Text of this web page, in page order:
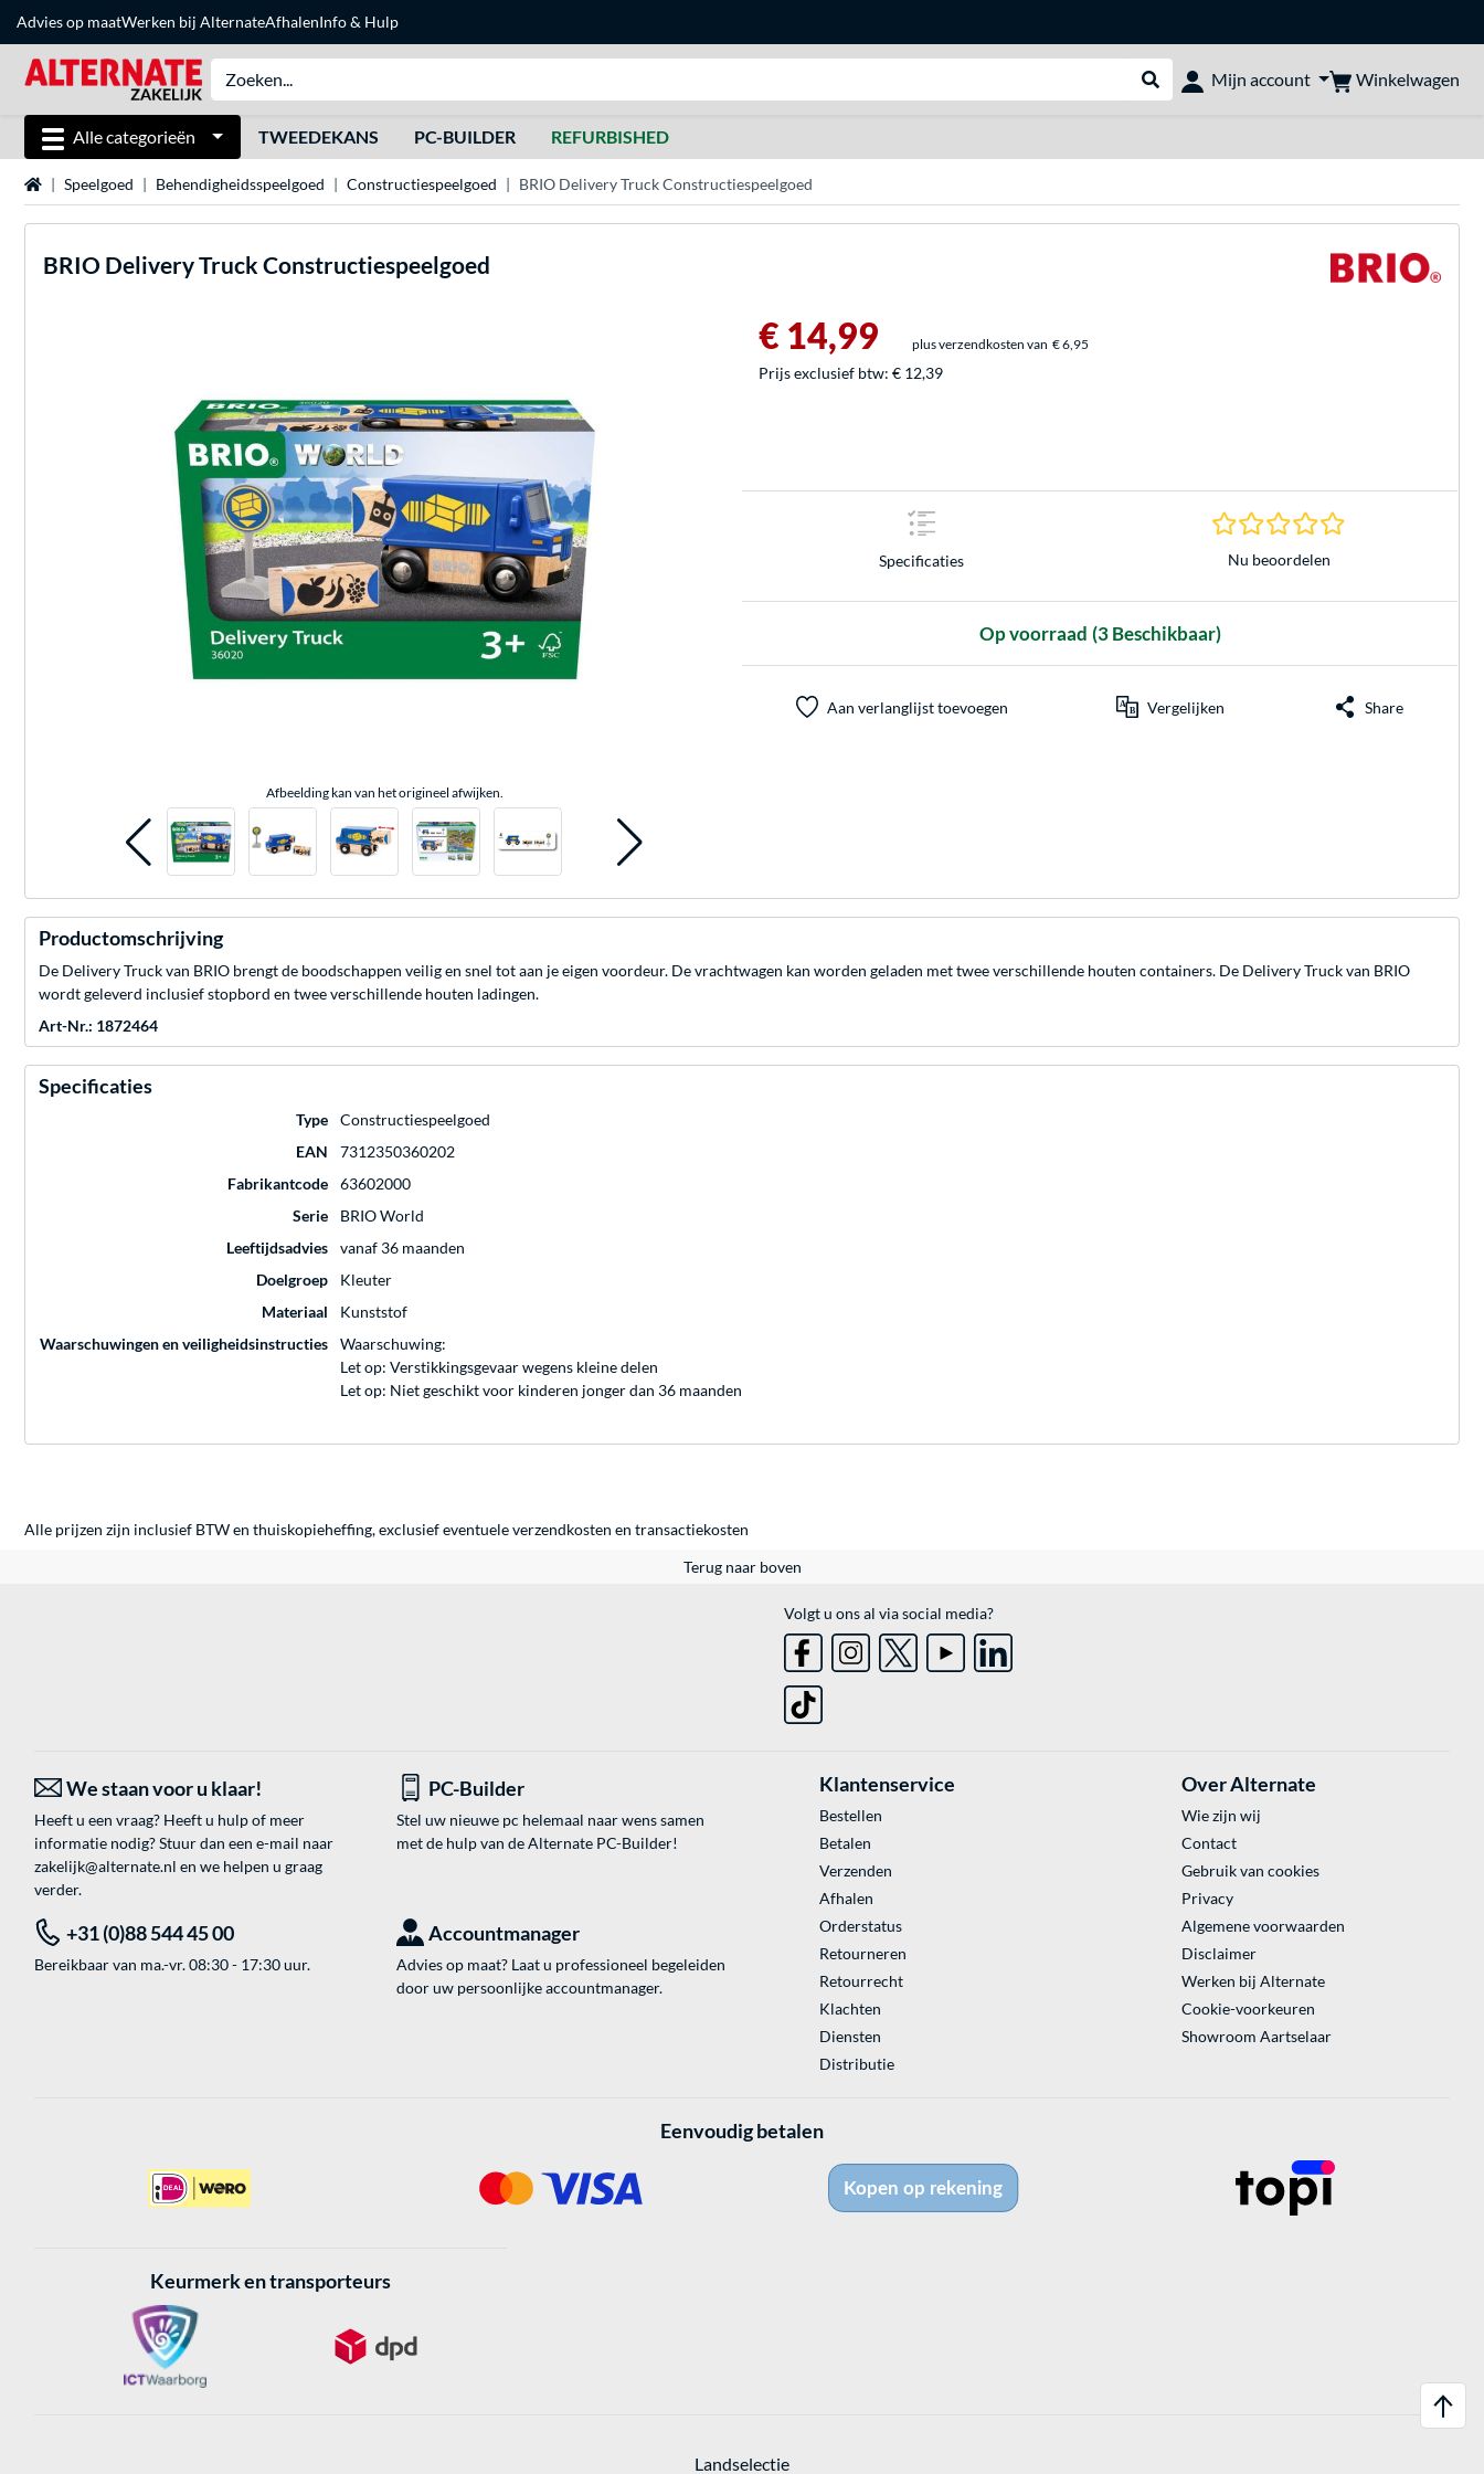
Advies op maatWerken bij AlternateAfhalenInfo & Hulp
Webshop doorzoeken
Mijn account Winkelwagen
Alle categorieën TWEEDEKANS PC-BUILDER REFURBISHED
HomeSpeelgoed Behendigheidsspeelgoed Constructiespeelgoed BRIO Delivery Truck Constructiespeelgoed
BRIO Delivery Truck Constructiespeelgoed
Afbeelding kan van het origineel afwijken.
€ 14,99 plus verzendkosten van € 6,95
Prijs exclusief btw: € 12,39
Specificaties
0.0 sterren
Nu beoordelen
Op voorraad (3 Beschikbaar)
Aan verlanglijst toevoegen Vergelijken Share
Productomschrijving
De Delivery Truck van BRIO brengt de boodschappen veilig en snel tot aan je eigen voordeur. De vrachtwagen kan worden geladen met twee verschillende houten containers. De Delivery Truck van BRIO
wordt geleverd inclusief stopbord en twee verschillende houten ladingen.
Art-Nr.: 1872464
Specificaties
Type
Constructiespeelgoed
EAN
7312350360202
Fabrikantcode
63602000
Serie
BRIO World
Leeftijdsadvies
vanaf 36 maanden
Doelgroep
Kleuter
Materiaal
Kunststof
Waarschuwingen en veiligheidsinstructies
Waarschuwing:
Let op: Verstikkingsgevaar wegens kleine delen
Let op: Niet geschikt voor kinderen jonger dan 36 maanden
Alle prijzen zijn inclusief BTW en thuiskopieheffing, exclusief eventueleverzendkosten en transactiekosten
Terug naar boven
Volgt u ons al via social media?
We staan voor u klaar!
Heeft u een vraag? Heeft u hulp of meer
informatie nodig? Stuur dan een e-mail naar
zakelijk@alternate.nl en we helpen u graag
verder.
PC-Builder
Stel uw nieuwe pc helemaal naar wens samen
met de hulp van de Alternate PC-Builder!
+31 (0)88 544 45 00
Bereikbaar van ma.-vr. 08:30 - 17:30 uur.
Accountmanager
Advies op maat? Laat u professioneel begeleiden
door uw persoonlijke accountmanager.
Klantenservice
Bestellen
Betalen
Verzenden
Afhalen
Orderstatus
Retourneren
Retourrecht
Klachten
Diensten
Distributie
Over Alternate
Wie zijn wij
Contact
Gebruik van cookies
Privacy
Algemene voorwaarden
Disclaimer
Werken bij Alternate
Cookie-voorkeuren
Showroom Aartselaar
Eenvoudig betalen
Keurmerk en transporteurs
Landselectie